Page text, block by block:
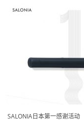
SALONIA日本第一感谢活动